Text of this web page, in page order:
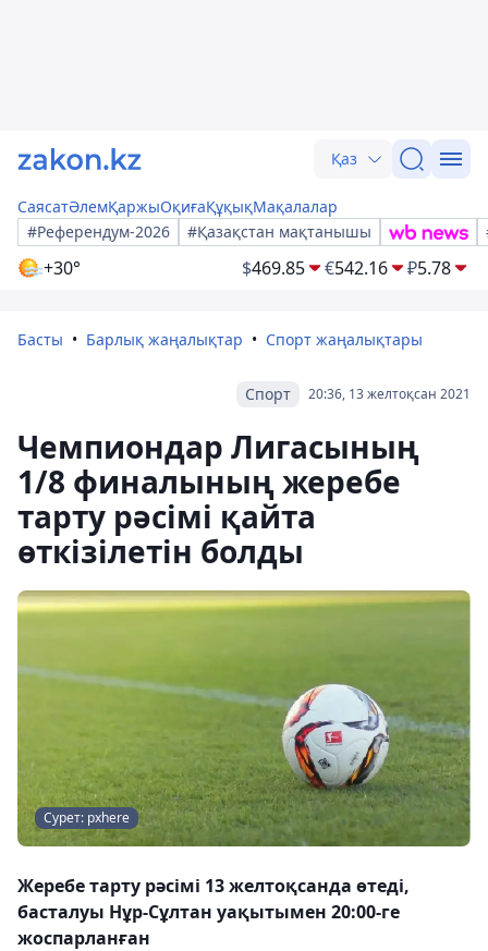
Қаз
СаясатӘлемҚаржыОқиғаҚұқықМақалалар
#Референдум-2026
#Қазақстан мақтанышы
+30° $469.85 €542.16 ₽5.78
Басты Барлық жаңалықтар Спорт жаңалықтары
20:36, 13 желтоқсан 2021
Спорт
Чемпиондар Лигасының
1/8 финалының жеребе
тарту рәсімі қайта
өткізілетін болды
Сурет: pxhere
Жеребе тарту рәсімі 13 желтоқсанда өтеді,
басталуы Нұр-Сұлтан уақытымен 20:00-ге
жоспарланған